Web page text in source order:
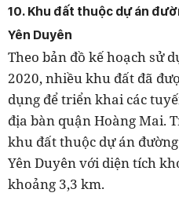
10. Khu đất thuộc dự án
Yên Duyên
Theo bản đồ kế hoạch sử
2020, nhiều khu đất đã
dụng để triển khai các
địa bàn quận Hoàng Mai.
khu đất thuộc dự án
Yên Duyên với diện tích
khoảng 3,3 km.